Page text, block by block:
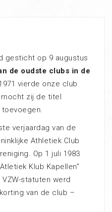
gesticht op 9 augustus
de oudste clubs in de
vierde onze club
mocht zij de titel
toevoegen.
verjaardag van de
Athletiek Club
Op 1 juli 1983
Klub Kapellen”
statuten werd
van de club –